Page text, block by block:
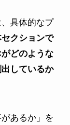
具体的なプ
クションで
どのような
しているか
あるか」を